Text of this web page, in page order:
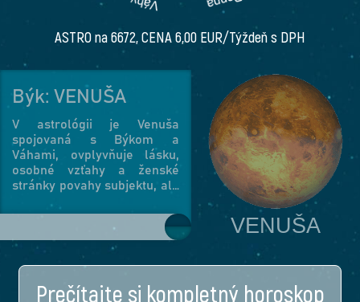
ASTRO na 6672, CENA 6,00 EUR/Týždeň s DPH
Býk: VENUŠA
V astrológii je Venuša
spojovaná s Býkom a
Váhami, ovplyvňuje lásku,
osobné vzťahy a ženské
stránky povahy subjektu, ale
má čo robiť aj s umením a
módou. Venuša povzbudzuje
jemnosť, priateľstvo, takt a
spoločenskú zdvorilosť – ale
za stresových situácií jej
nerozhodnosť, nepozornosť,
VENUŠA
Prečítajte si kompletný horoskop